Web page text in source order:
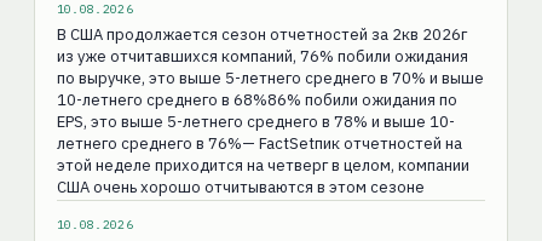
10.08.2026
В США продолжается сезон отчетностей за 2кв 2026г
из уже отчитавшихся компаний, 76% побили ожидания
по выручке, это выше 5-летнего среднего в 70% и выше
10-летнего среднего в 68%86% побили ожидания по
EPS, это выше 5-летнего среднего в 78% и выше 10-
летнего среднего в 76%— FactSetпик отчетностей на
этой неделе приходится на четверг в целом, компании
США очень хорошо отчитываются в этом сезоне
10.08.2026